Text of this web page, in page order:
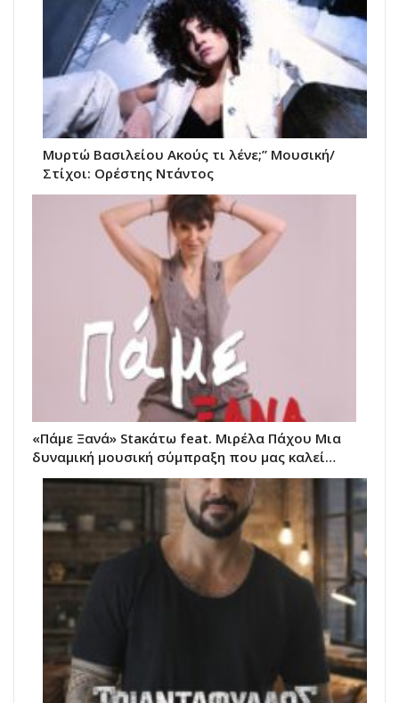
Μυρτώ Βασιλείου Ακούς τι λένε;” Μουσική/
Στίχοι: Ορέστης Ντάντος
«Πάμε Ξανά» Staκάτω feat. Μιρέλα Πάχου Μια
δυναμική μουσική σύμπραξη που μας καλεί…